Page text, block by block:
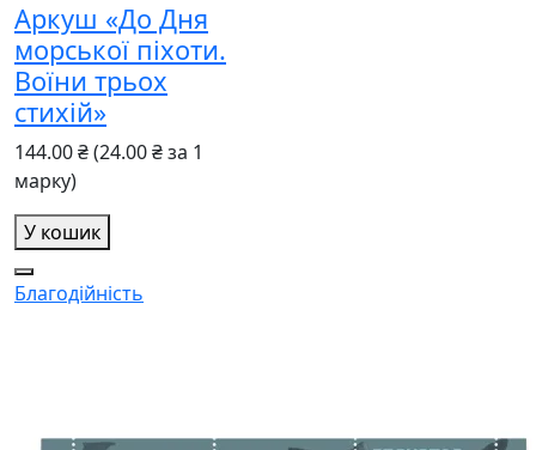
Аркуш «До Дня
морської піхоти.
Воїни трьох
стихій»
144.00 ₴(24.00 ₴ за 1
марку)
У кошик
Благодійність